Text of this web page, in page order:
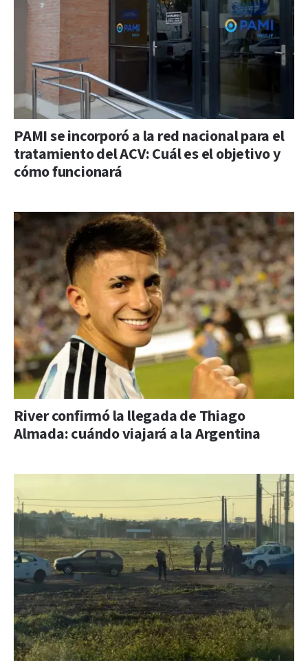
PAMI se incorporó a la red nacional para el
tratamiento del ACV: Cuál es el objetivo y
cómo funcionará
River confirmó la llegada de Thiago
Almada: cuándo viajará a la Argentina